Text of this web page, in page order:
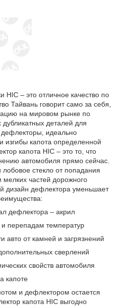
HIC – это отличное качество по
Тайвань говорит само за себя,
на мировом рынке по
дубликатных деталей для
идеально
изгибы капота определенной
капота HIC – это то, что
автомобиля прямо сейчас.
стекло от попадания
частей дорожного
дизайн дефлектора уменьшает
дефлектора – акрил
и перепадам температур
авто от камней и загрязнений
сверлений
свойств автомобиля
капоте
и дефлектором остается
капота HIC выгодно